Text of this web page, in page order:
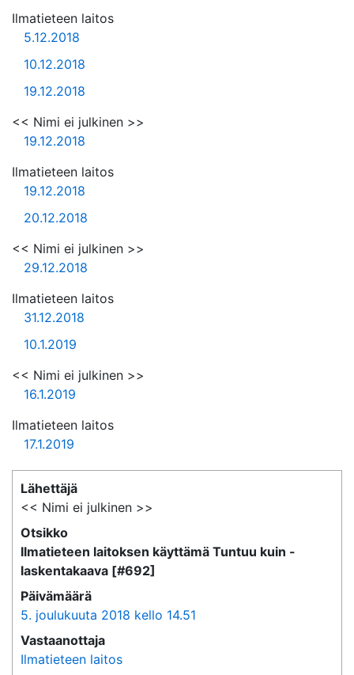
Ilmatieteen laitos
5.12.2018
10.12.2018
19.12.2018
<< Nimi ei julkinen >>
19.12.2018
Ilmatieteen laitos
19.12.2018
20.12.2018
<< Nimi ei julkinen >>
29.12.2018
Ilmatieteen laitos
31.12.2018
10.1.2019
<< Nimi ei julkinen >>
16.1.2019
Ilmatieteen laitos
17.1.2019
Lähettäjä
<< Nimi ei julkinen >>
Otsikko
Ilmatieteen laitoksen käyttämä Tuntuu kuin -
laskentakaava [#692]
Päivämäärä
5. joulukuuta 2018 kello 14.51
Vastaanottaja
Ilmatieteen laitos